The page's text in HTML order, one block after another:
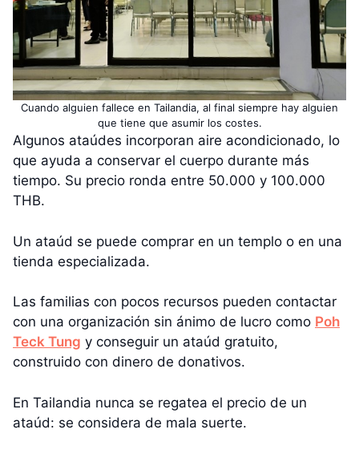
Cuando alguien fallece en Tailandia, al final siempre hay alguien
que tiene que asumir los costes.
Algunos ataúdes incorporan aire acondicionado, lo
que ayuda a conservar el cuerpo durante más
tiempo. Su precio ronda entre 50.000 y 100.000
THB.
Un ataúd se puede comprar en un templo o en una
tienda especializada.
Las familias con pocos recursos pueden contactar
con una organización sin ánimo de lucro como Poh
Teck Tung y conseguir un ataúd gratuito,
construido con dinero de donativos.
En Tailandia nunca se regatea el precio de un
ataúd: se considera de mala suerte.